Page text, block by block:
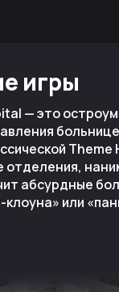
игры
— это
Theme
отделения,
абсурдные
клоуна» или